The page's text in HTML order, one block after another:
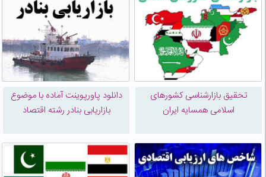
تحقیق بازارشناسی کشورهای
اسلامی همسایه ایران
دانلود پاورپوینت آماده با موضوع
بازاریابی بنادر رشته اقتصاد